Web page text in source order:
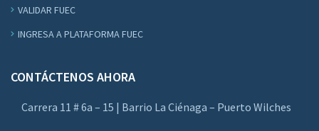
VALIDAR FUEC
INGRESA A PLATAFORMA FUEC
CONTÁCTENOS AHORA
Carrera 11 # 6a – 15 | Barrio La Ciénaga – Puerto Wilches